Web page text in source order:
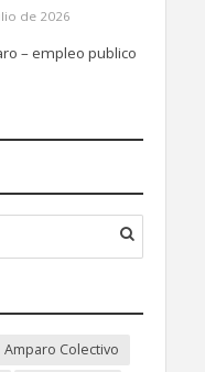
de 2026
– empleo publico
Amparo Colectivo